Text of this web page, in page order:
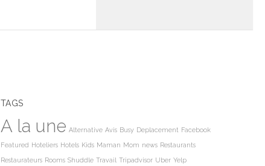
TAGS
A la une Alternative Avis Busy Deplacement Facebook
Featured Hoteliers Hotels Kids Maman Mom news Restaurants
Restaurateurs Rooms Shuddle Travail Tripadvisor Uber Yelp